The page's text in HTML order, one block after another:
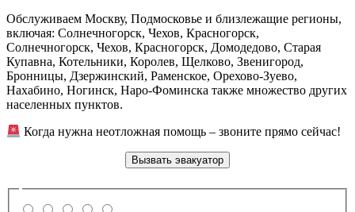
Обслуживаем Москву, Подмосковье и близлежащие регионы,
включая: Солнечногорск, Чехов, Красногорск,
Солнечногорск, Чехов, Красногорск, Домодедово, Старая
Купавна, Котельники, Королев, Щелково, Звенигород,
Бронницы, Дзержинский, Раменское, Орехово-Зуево,
Нахабино, Ногинск, Наро-Фоминска также множество других
населенных пунктов.
Когда нужна неотложная помощь – звоните прямо сейчас!
Вызвать эвакуатор